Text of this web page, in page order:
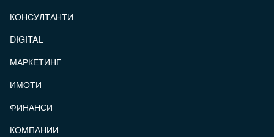
КОНСУЛТАНТИ
DIGITAL
МАРКЕТИНГ
ИМОТИ
ФИНАНСИ
КОМПАНИИ